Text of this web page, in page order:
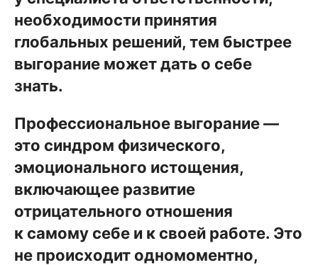
необходимости принятия
глобальных решений, тем быстрее
выгорание может дать о себе
знать.
Профессиональное выгорание —
это синдром физического,
эмоционального истощения,
включающее развитие
отрицательного отношения
к самому себе и к своей работе. Это
не происходит одномоментно,